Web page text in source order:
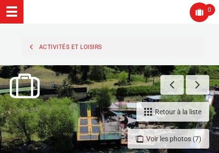
0
ACTIVITÉS ET LOISIRS
Voir les photos (7)
Retour à la liste